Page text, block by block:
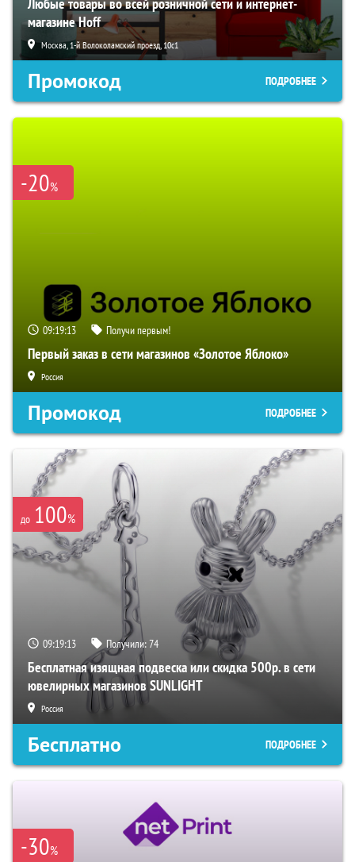
магазине Hoff
Москва, 1-й Волоколамский проезд, 10с1
Промокод ПОДРОБНЕЕ
-20%
09:19:12 Получи первым!
Первый заказ в сети магазинов «Золотое Яблоко»
Россия
Промокод ПОДРОБНЕЕ
до 100%
09:19:12 Получили:74
Бесплатная изящная подвеска или скидка 500р. в сети
ювелирных магазинов SUNLIGHT
Россия
Бесплатно ПОДРОБНЕЕ
-30%